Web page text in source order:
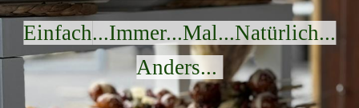
Einfach...Immer...Mal...Natürlich...
Anders...